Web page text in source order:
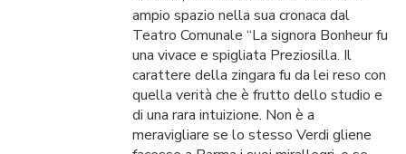
ampio spazio nella sua cronaca dal
Teatro Comunale “La signora Bonheur fu
una vivace e spigliata Preziosilla. Il
carattere della zingara fu da lei reso con
quella verità che è frutto dello studio e
di una rara intuizione. Non è a
meravigliare se lo stesso Verdi gliene